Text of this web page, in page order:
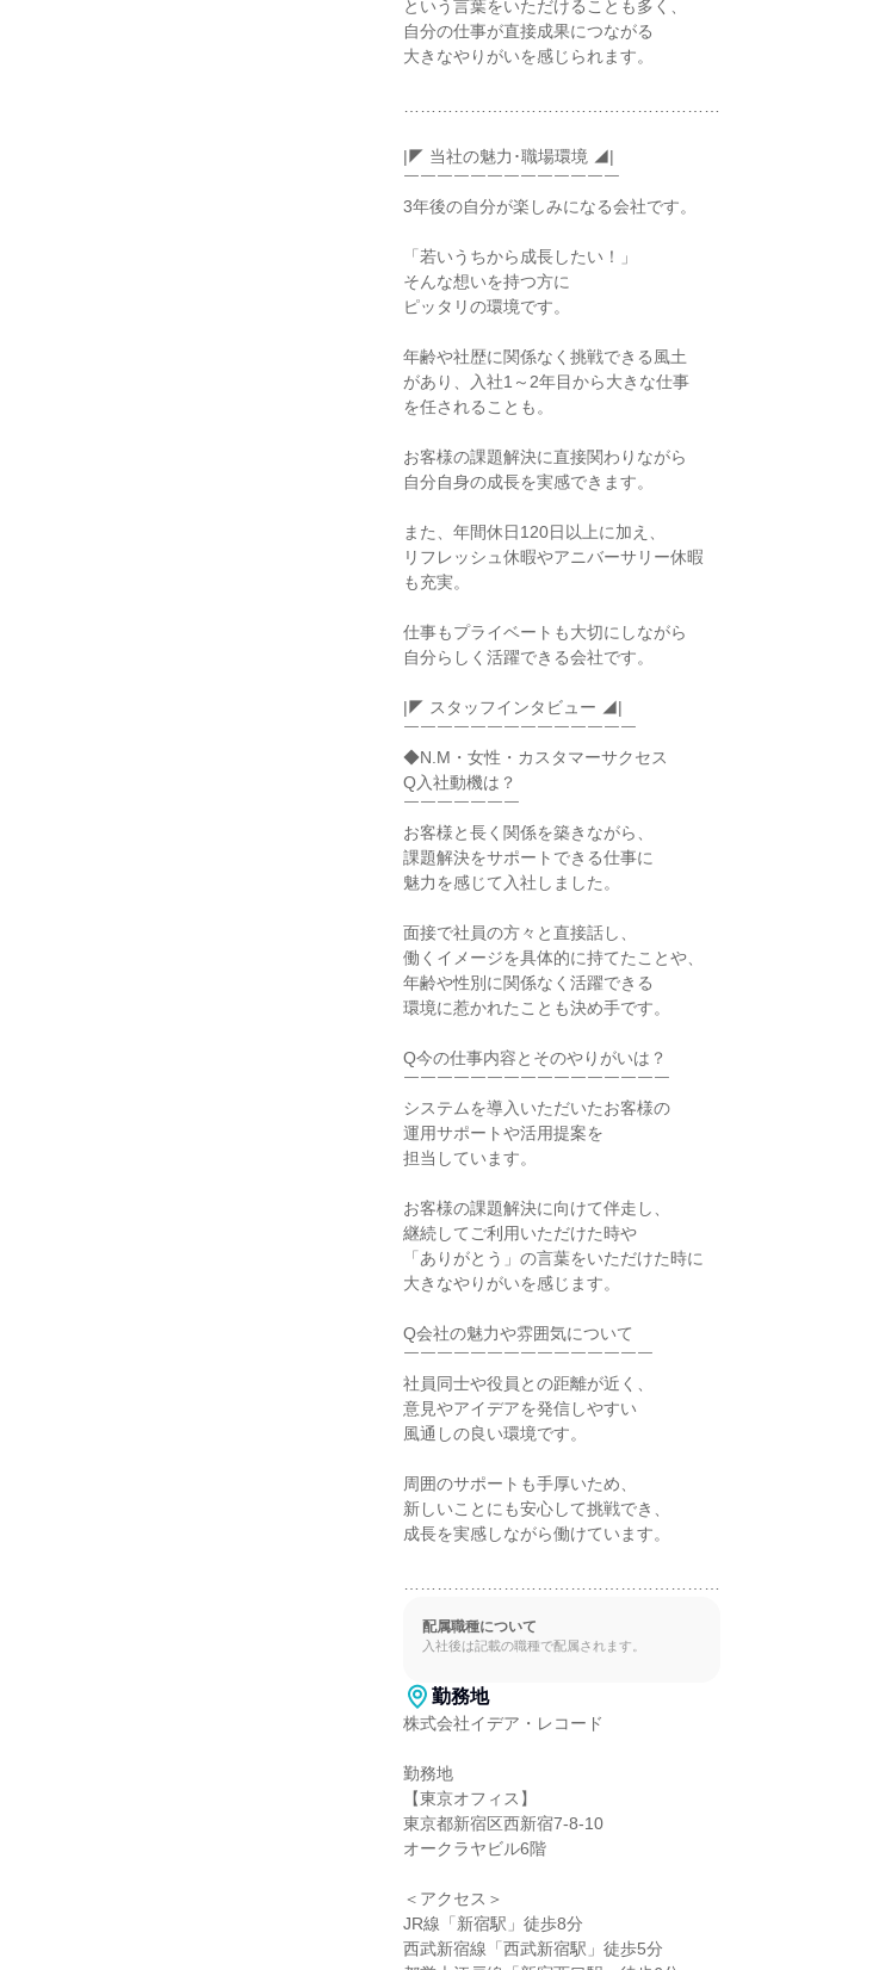
という言葉をいただけることも多く、
自分の仕事が直接成果につながる
大きなやりがいを感じられます。
|◤ 当社の魅力･職場環境 ◢|
￣￣￣￣￣￣￣￣￣￣￣￣￣
3年後の自分が楽しみになる会社です。
「若いうちから成長したい！」
そんな想いを持つ方に
ピッタリの環境です。
年齢や社歴に関係なく挑戦できる風土
があり、入社1～2年目から大きな仕事
を任されることも。
お客様の課題解決に直接関わりながら
自分自身の成長を実感できます。
また、年間休日120日以上に加え、
リフレッシュ休暇やアニバーサリー休暇
も充実。
仕事もプライベートも大切にしながら
自分らしく活躍できる会社です。
|◤ スタッフインタビュー ◢|
￣￣￣￣￣￣￣￣￣￣￣￣￣￣
◆N.M・女性・カスタマーサクセス
Q入社動機は？
￣￣￣￣￣￣￣
お客様と長く関係を築きながら、
課題解決をサポートできる仕事に
魅力を感じて入社しました。
面接で社員の方々と直接話し、
働くイメージを具体的に持てたことや、
年齢や性別に関係なく活躍できる
環境に惹かれたことも決め手です。
Q今の仕事内容とそのやりがいは？
￣￣￣￣￣￣￣￣￣￣￣￣￣￣￣￣
システムを導入いただいたお客様の
運用サポートや活用提案を
担当しています。
お客様の課題解決に向けて伴走し、
継続してご利用いただけた時や
「ありがとう」の言葉をいただけた時に
大きなやりがいを感じます。
Q会社の魅力や雰囲気について
￣￣￣￣￣￣￣￣￣￣￣￣￣￣￣
社員同士や役員との距離が近く、
意見やアイデアを発信しやすい
風通しの良い環境です。
周囲のサポートも手厚いため、
新しいことにも安心して挑戦でき、
成長を実感しながら働けています。
配属職種について
入社後は記載の職種で配属されます。
勤務地
株式会社イデア・レコード
勤務地
【東京オフィス】
東京都新宿区西新宿7-8-10
オークラヤビル6階
＜アクセス＞
JR線「新宿駅」徒歩8分
西武新宿線「西武新宿駅」徒歩5分